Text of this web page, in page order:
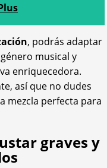
, podrás adaptar
musical y
enriquecedora.
así que no dudes
mezcla perfecta para
graves y